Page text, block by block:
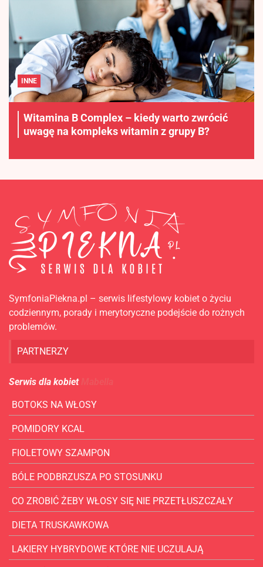
INNE
Witamina B Complex – kiedy warto zwrócić
uwagę na kompleks witamin z grupy B?
SymfoniaPiekna.pl – serwis lifestylowy kobiet o życiu
codziennym, porady i merytoryczne podejście do rożnych
problemów.
PARTNERZY
Serwis dla kobiet
BOTOKS NA WŁOSY
POMIDORY KCAL
FIOLETOWY SZAMPON
BÓLE PODBRZUSZA PO STOSUNKU
CO ZROBIĆ ŻEBY WŁOSY SIĘ NIE PRZETŁUSZCZAŁY
DIETA TRUSKAWKOWA
LAKIERY HYBRYDOWE KTÓRE NIE UCZULAJĄ